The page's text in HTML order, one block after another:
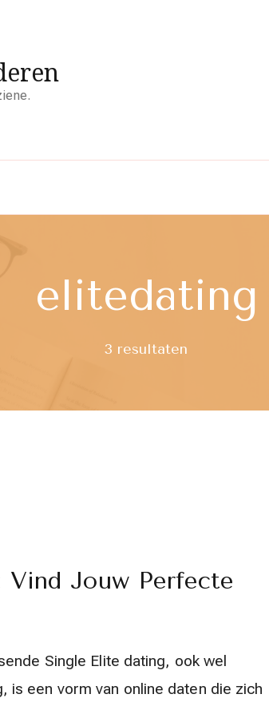
elitedating
3 resultaten
Jouw Perfecte
Single Elite dating, ook wel
is een vorm van online daten die zich